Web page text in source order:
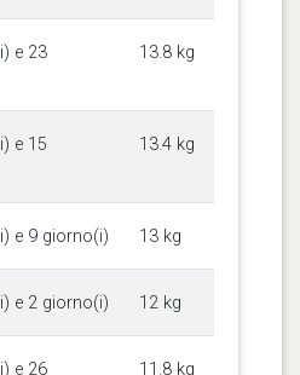
e 23
13.8 kg
e 15
13.4 kg
e 9 giorno(i) 13 kg
e 2 giorno(i) 12 kg
e 26
11.8 kg